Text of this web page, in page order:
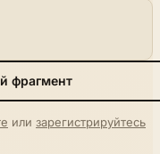
фрагмент
или зарегистрируйтесь